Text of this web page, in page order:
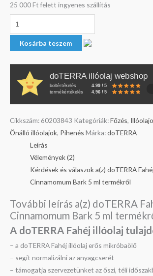
25 000 Ft felett ingyenes szállítás
Kosárba teszem
doTERRA illóolaj webshop
boltértékelés 4.99 / 5
termékértékelés 4.96 / 5
Cikkszám: 60203843 Kategóriák:Főzés,
Önálló illóolajok, Pihenés Márka:doTERRA
Leírás
Vélemények (2)
Kérdések és válaszok a(z) doTERRA
Cinnamomum Bark 5 ml termékről
További leírás a(z) doTERRA
Cinnamomum Bark 5 ml
A doTERRA Fahéj illóolaj
– a doTERRA Fahéj illóolaj erős mikróbaölő
– segít normalizálni az anyagcserét
– támogatja szervezetünket az őszi, téli